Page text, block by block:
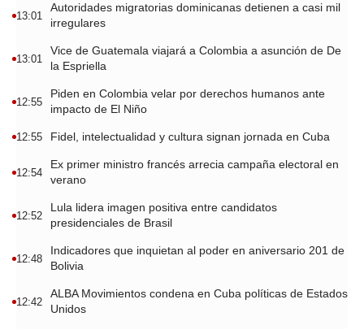
13:01
Autoridades migratorias dominicanas detienen a casi mil
irregulares
13:01
Vice de Guatemala viajará a Colombia a asunción de De
la Espriella
12:55
Piden en Colombia velar por derechos humanos ante
impacto de El Niño
12:55 Fidel, intelectualidad y cultura signan jornada en Cuba
12:54
Ex primer ministro francés arrecia campaña electoral en
verano
12:52
Lula lidera imagen positiva entre candidatos
presidenciales de Brasil
12:48
Indicadores que inquietan al poder en aniversario 201 de
Bolivia
12:42
ALBA Movimientos condena en Cuba políticas de Estados
Unidos